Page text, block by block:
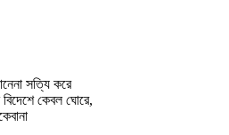
সত্যি করে
বিদেশে কেবল ঘোরে,